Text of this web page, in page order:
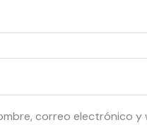
correo electrónico